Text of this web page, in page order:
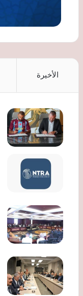
الأخيرة